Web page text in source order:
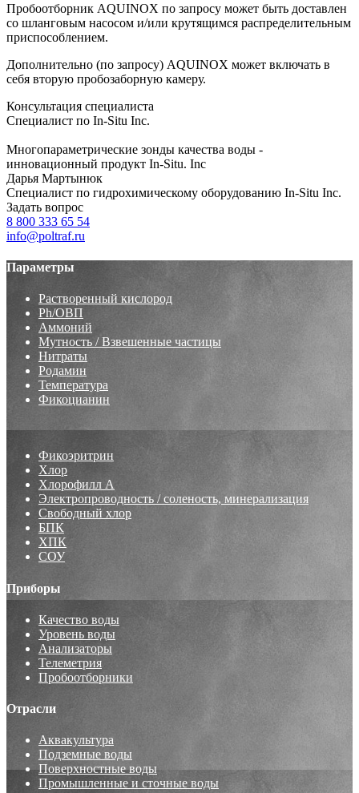
Пробоотборник AQUINOX по запросу может быть доставлен
со шланговым насосом и/или крутящимся распределительным
приспособлением.
Дополнительно (по запросу) AQUINOX может включать в
себя вторую пробозаборную камеру.
Консультация специалиста
Специалист по In-Situ Inc.
Многопараметрические зонды качества воды -
инновационный продукт In-Situ. Inc
Дарья Мартынюк
Специалист по гидрохимическому оборудованию In-Situ Inc.
Задать вопрос
8 800 333 65 54
info@poltraf.ru
Параметры
Растворенный кислород
Ph/ОВП
Аммоний
Мутность / Взвешенные частицы
Нитраты
Родамин
Температура
Фикоцианин
Фикоэритрин
Хлор
Хлорофилл А
Электропроводность / соленость, минерализация
Свободный хлор
БПК
ХПК
СОУ
Приборы
Качество воды
Уровень воды
Анализаторы
Телеметрия
Пробоотборники
Отрасли
Аквакультура
Подземные воды
Поверхностные воды
Промышленные и сточные воды